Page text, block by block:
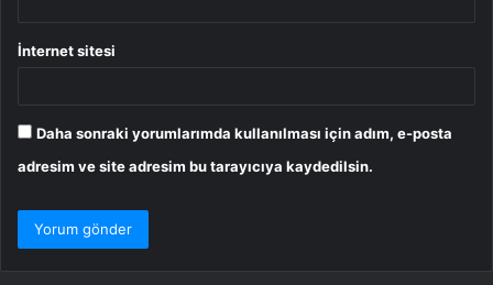
İnternet sitesi
Daha sonraki yorumlarımda kullanılması için adım, e-posta
adresim ve site adresim bu tarayıcıya kaydedilsin.